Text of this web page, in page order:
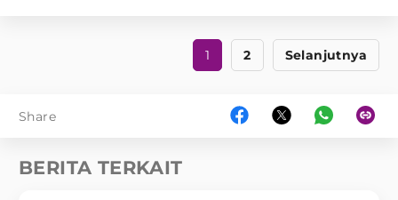
1 2 Selanjutnya
Share
BERITA TERKAIT